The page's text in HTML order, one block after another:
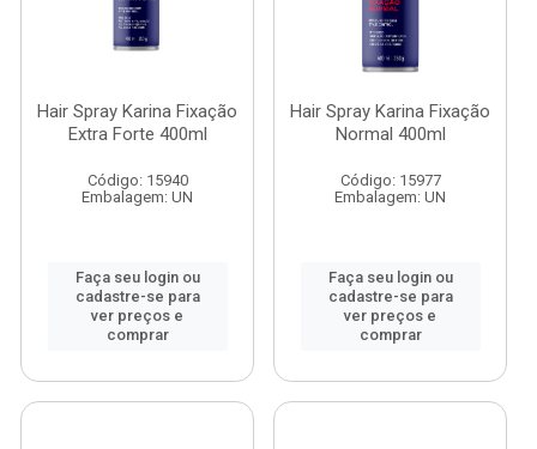
Hair Spray Karina Fixação
Extra Forte 400ml
Código: 15940
Embalagem: UN
Faça seu login ou
cadastre-se para
ver preços e
comprar
Hair Spray Karina Fixação
Normal 400ml
Código: 15977
Embalagem: UN
Faça seu login ou
cadastre-se para
ver preços e
comprar